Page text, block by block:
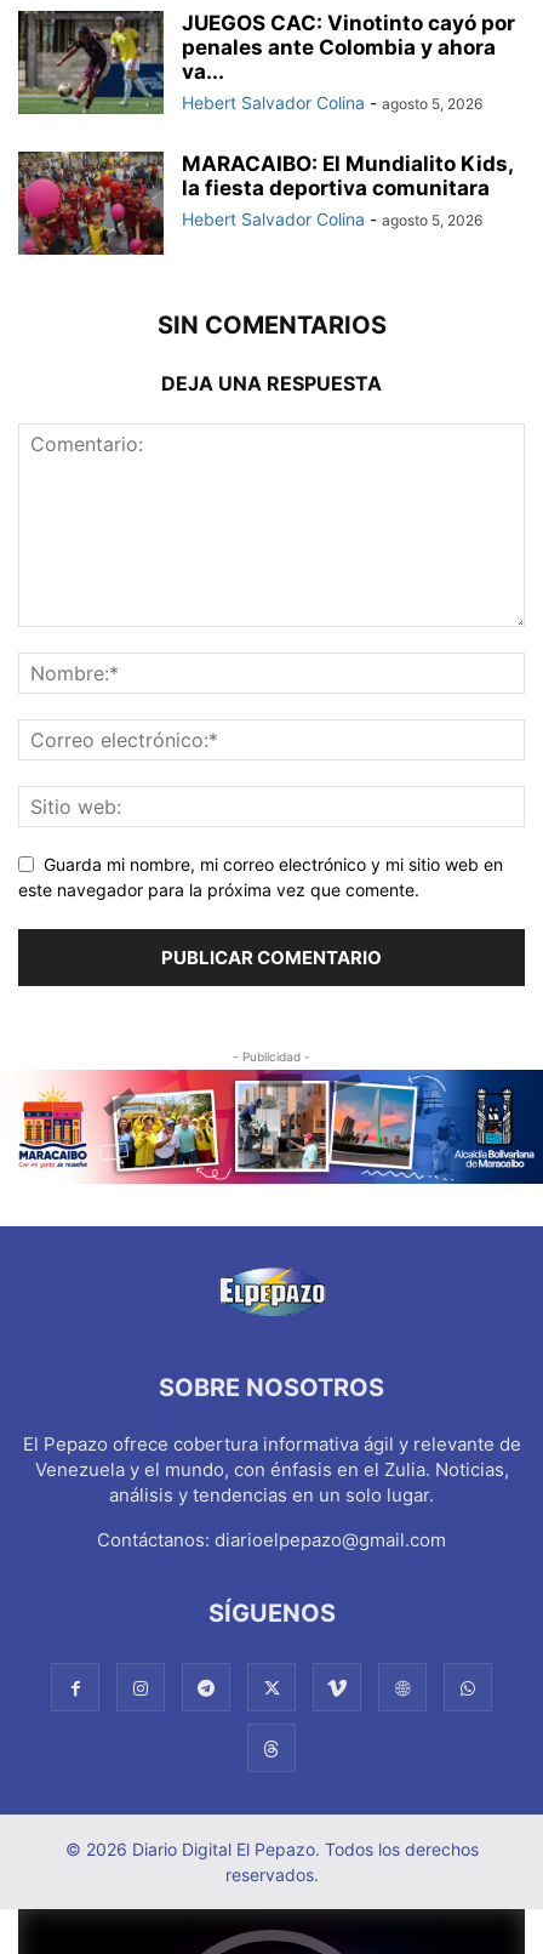
JUEGOS CAC: Vinotinto cayó por
penales ante Colombia y ahora
va...
Hebert Salvador Colina - agosto 5, 2026
MARACAIBO: El Mundialito Kids,
la fiesta deportiva comunitara
Hebert Salvador Colina - agosto 5, 2026
SIN COMENTARIOS
DEJA UNA RESPUESTA
Guarda mi nombre, mi correo electrónico y mi sitio web en
este navegador para la próxima vez que comente.
- Publicidad -
SOBRE NOSOTROS
El Pepazo ofrece cobertura informativa ágil y relevante de
Venezuela y el mundo, con énfasis en el Zulia. Noticias,
análisis y tendencias en un solo lugar.
Contáctanos: diarioelpepazo@gmail.com
SÍGUENOS
© 2026 Diario Digital El Pepazo. Todos los derechos
reservados.